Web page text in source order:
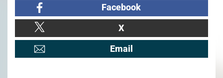
Facebook
X
Email